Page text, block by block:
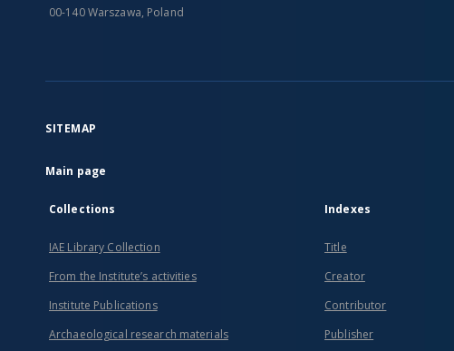
00-140 Warszawa, Poland
SITEMAP
Main page
Collections
IAE Library Collection
From the Institute’s activities
Institute Publications
Archaeological research materials
Indexes
Title
Creator
Contributor
Publisher